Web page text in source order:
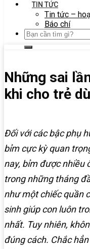
TIN TỨC
Tin tức –
Báo chí
Những sai
khi cho trẻ
Đối với các bậc phụ
bỉm cực kỳ quan
nay, bỉm được nhiều
trong những tháng
như một chiếc quần
sinh giúp con luôn
nhất. Tuy nhiên,
đúng cách. Chắc